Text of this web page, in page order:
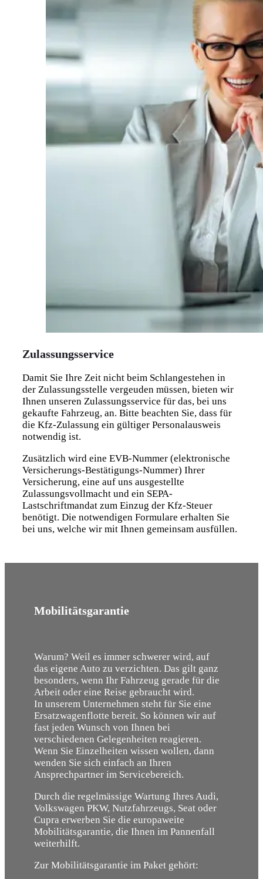
Zulassungsservice
Damit Sie Ihre Zeit nicht beim Schlangestehen in
der Zulassungsstelle vergeuden müssen, bieten wir
Ihnen unseren Zulassungsservice für das, bei uns
gekaufte Fahrzeug, an. Bitte beachten Sie, dass für
die Kfz-Zulassung ein gültiger Personalausweis
notwendig ist.
Zusätzlich wird eine EVB-Nummer (elektronische
Versicherungs-Bestätigungs-Nummer) Ihrer
Versicherung, eine auf uns ausgestellte
Zulassungsvollmacht und ein SEPA-
Lastschriftmandat zum Einzug der Kfz-Steuer
benötigt. Die notwendigen Formulare erhalten Sie
bei uns, welche wir mit Ihnen gemeinsam ausfüllen.
Mobilitätsgarantie
Warum? Weil es immer schwerer wird, auf
das eigene Auto zu verzichten. Das gilt ganz
besonders, wenn Ihr Fahrzeug gerade für die
Arbeit oder eine Reise gebraucht wird.
In unserem Unternehmen steht für Sie eine
Ersatzwagenflotte bereit. So können wir auf
fast jeden Wunsch von Ihnen bei
verschiedenen Gelegenheiten reagieren.
Wenn Sie Einzelheiten wissen wollen, dann
wenden Sie sich einfach an Ihren
Ansprechpartner im Servicebereich.
Durch die regelmässige Wartung Ihres Audi,
Volkswagen PKW, Nutzfahrzeugs, Seat oder
Cupra erwerben Sie die europaweite
Mobilitätsgarantie, die Ihnen im Pannenfall
weiterhilft.
Zur Mobilitätsgarantie im Paket gehört: